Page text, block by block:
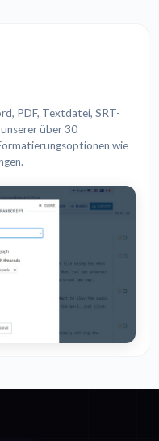
PDF, Textdatei, SRT-
über 30
wie